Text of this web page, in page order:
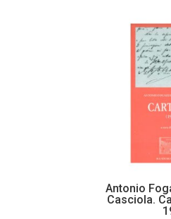
Antonio
Casciola.